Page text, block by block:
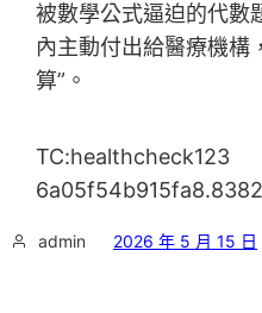
被數學公式逼迫的代數
內主動付出給醫療機構
算”。
TC:healthcheck123
admin 2026 年 5 月 15 日